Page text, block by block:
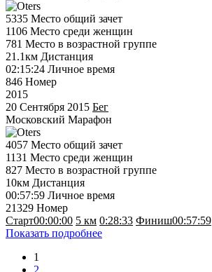
5335 Место общий зачет
1106 Место среди женщин
781 Место в возрастной группе
21.1км Дистанция
02:15:24 Личное время
846 Номер
2015
20 Сентября 2015 Бег
Московский Марафон
4057 Место общий зачет
1131 Место среди женщин
827 Место в возрастной группе
10км Дистанция
00:57:59 Личное время
21329 Номер
Старт00:00:00 5 км 0:28:33 Финиш00:57:59
Показать подробнее
1
2